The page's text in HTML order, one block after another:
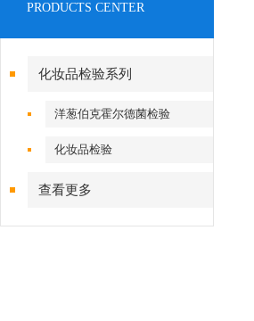
PRODUCTS CENTER
化妆品检验系列
洋葱伯克霍尔德菌检验
化妆品检验
查看更多